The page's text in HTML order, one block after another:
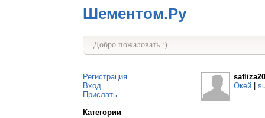
Шементом.Ру
Добро пожаловать :)
Регистрация
Вход
Прислать
Категории
Окей